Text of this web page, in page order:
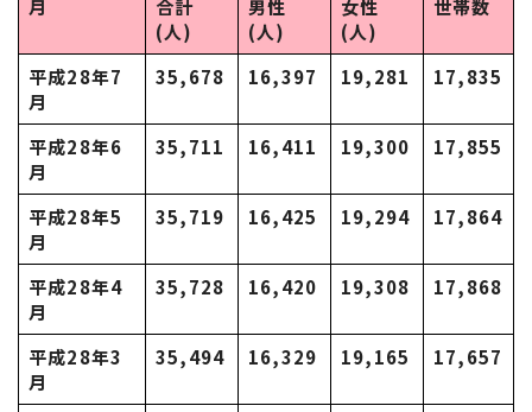
月
合計
(人)
男性
(人)
女性
(人)
世帯数
平成28年7
月
35,678 16,397 19,281 17,835
平成28年6
月
35,711 16,411 19,300 17,855
平成28年5
月
35,719 16,425 19,294 17,864
平成28年4
月
35,728 16,420 19,308 17,868
平成28年3
月
35,494 16,329 19,165 17,657